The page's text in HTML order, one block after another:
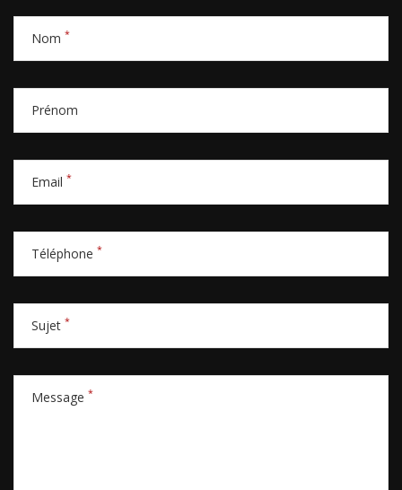
Nom *
Prénom
Email *
Téléphone *
Sujet *
Message *